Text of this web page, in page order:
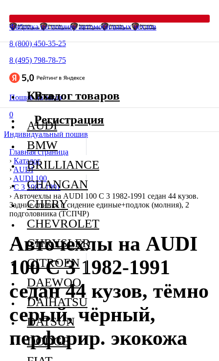
Фабрика по пошиву автомобильных чехлов
8 (800) 450-35-25
8 (495) 798-78-75
Пошив на заказ
0
Индивидуальный пошив
Главная страница
› Каталог
›AUDI
› AUDI 100
› C 3 1982-1991
› Авточехлы на AUDI 100 C 3 1982-1991 седан 44 кузов.
Задние спинка и сидение единые+подлок (молния), 2
подголовника (ТСПЧР)
Авточехлы на AUDI
100 C 3 1982-1991
седан 44 кузов, тёмно
серый, чёрный,
перфорир. экокожа
Каталог товаров
AUDI
BMW
BRILLIANCE
CHANGAN
CHERY
CHEVROLET
CHRYSLER
CITROEN
DAEWOO
DAIHATSU
DATSUN
DODGE
Вход
Регистрация